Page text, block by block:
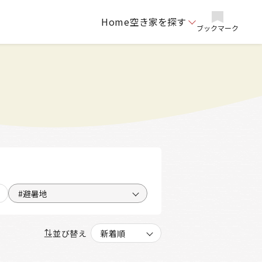
Home空き家を探す ブックマーク
#避暑地
並び替え